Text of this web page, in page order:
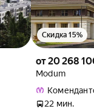
от 20 268
Modum
22 мин.
Скидка 15%